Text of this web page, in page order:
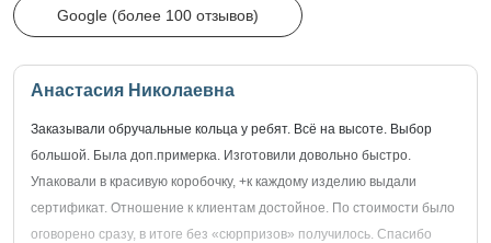
Google (более 100 отзывов)
Анастасия Николаевна
Заказывали обручальные кольца у ребят. Всё на высоте. Выбор
большой. Была доп.примерка. Изготовили довольно быстро.
Упаковали в красивую коробочку, +к каждому изделию выдали
сертификат. Отношение к клиентам достойное. По стоимости было
оговорено сразу, в итоге без «сюрпризов» получилось. Спасибо